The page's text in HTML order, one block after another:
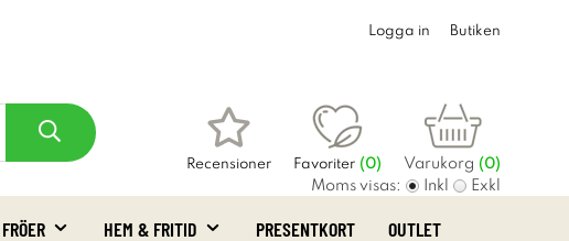
Logga in Butiken
Recensioner Favoriter (0) Varukorg (0)
Moms visas: Inkl Exkl
FRÖER HEM & FRITID PRESENTKORT OUTLET